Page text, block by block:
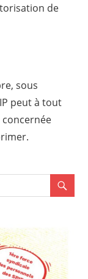
de
sous
peut à tout